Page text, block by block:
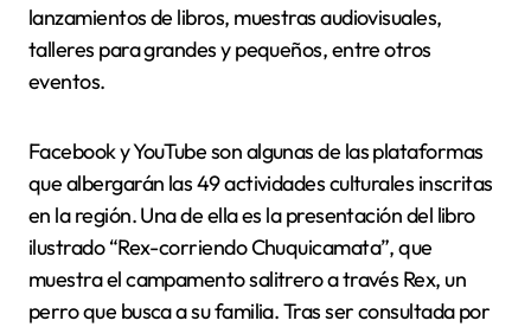
lanzamientos de libros, muestras audiovisuales,
talleres para grandes y pequeños, entre otros
eventos.
Facebook y YouTube son algunas de las plataformas
que albergarán las 49 actividades culturales inscritas
en la región. Una de ella es la presentación del libro
ilustrado “Rex-corriendo Chuquicamata”, que
muestra el campamento salitrero a través Rex, un
perro que busca a su familia. Tras ser consultada por